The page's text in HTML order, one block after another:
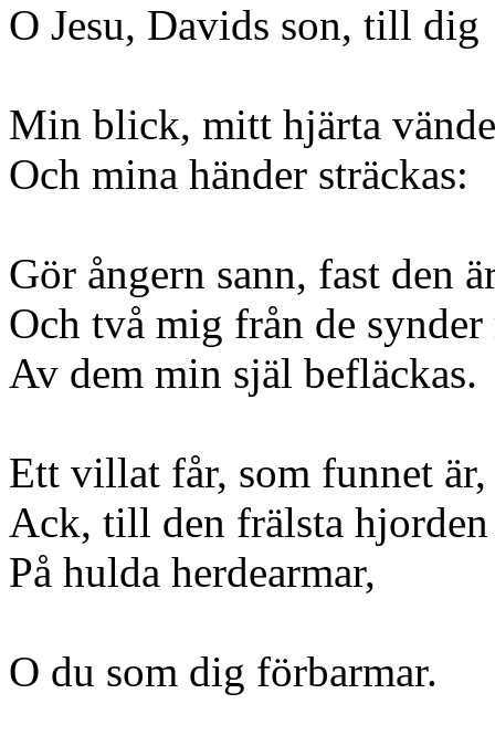
O Jesu, Davids son, till dig
Min blick, mitt hjärta
Och mina händer sträckas:
Gör ångern sann, fast den
Och två mig från de synder
Av dem min själ befläckas.
Ett villat får, som funnet är,
Ack, till den frälsta
På hulda herdearmar,
O du som dig förbarmar.